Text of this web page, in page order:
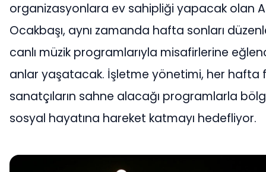
organizasyonlara ev sahipliği yapacak olan
Ocakbaşı, aynı zamanda hafta sonları
canlı müzik programlarıyla misafirlerine
anlar yaşatacak. İşletme yönetimi, her hafta
sanatçıların sahne alacağı programlarla
sosyal hayatına hareket katmayı hedefliyor.